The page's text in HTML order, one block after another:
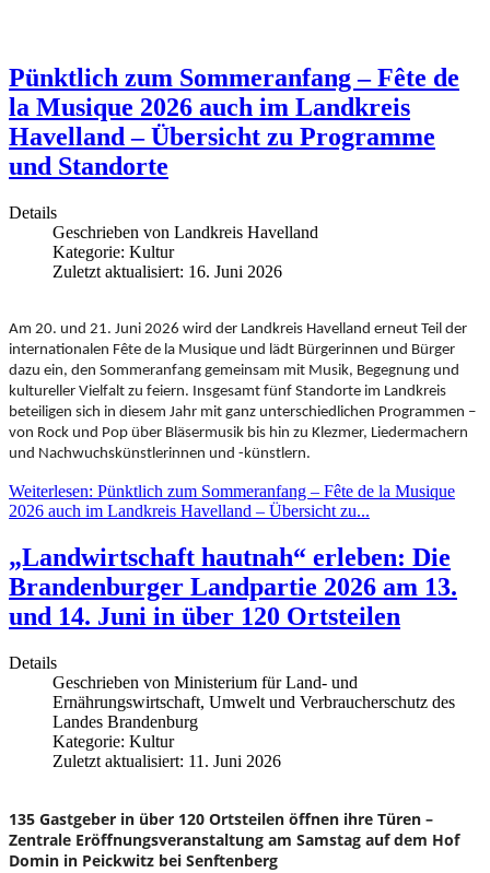
Pünktlich zum Sommeranfang – Fête de
la Musique 2026 auch im Landkreis
Havelland – Übersicht zu Programme
und Standorte
Details
Geschrieben von Landkreis Havelland
Kategorie: Kultur
Zuletzt aktualisiert: 16. Juni 2026
Am 20. und 21. Juni 2026 wird der Landkreis Havelland erneut Teil der
internationalen Fête de la Musique und lädt Bürgerinnen und Bürger
dazu ein, den Sommeranfang gemeinsam mit Musik, Begegnung und
kultureller Vielfalt zu feiern. Insgesamt fünf Standorte im Landkreis
beteiligen sich in diesem Jahr mit ganz unterschiedlichen Programmen –
von Rock und Pop über Bläsermusik bis hin zu Klezmer, Liedermachern
und Nachwuchskünstlerinnen und -künstlern.
Weiterlesen: Pünktlich zum Sommeranfang – Fête de la Musique
2026 auch im Landkreis Havelland – Übersicht zu...
„Landwirtschaft hautnah“ erleben: Die
Brandenburger Landpartie 2026 am 13.
und 14. Juni in über 120 Ortsteilen
Details
Geschrieben von Ministerium für Land- und
Ernährungswirtschaft, Umwelt und Verbraucherschutz des
Landes Brandenburg
Kategorie: Kultur
Zuletzt aktualisiert: 11. Juni 2026
135 Gastgeber in über 120 Ortsteilen öffnen ihre Türen –
Zentrale Eröffnungsveranstaltung am Samstag auf dem Hof
Domin in Peickwitz bei Senftenberg